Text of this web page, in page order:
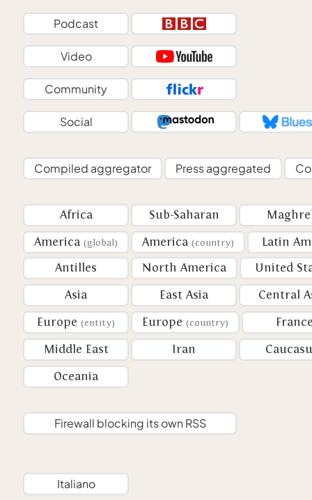
Podcast
Video
Community
Social
Compiled aggregator Press aggregated
Africa Sub-Saharan
America (global) America (country)
Latin
Antilles
North America
United
Asia
East Asia
Central
Europe (entity) Europe (country)
Middle East
Iran
Oceania
Firewall blocking its own RSS
Italiano